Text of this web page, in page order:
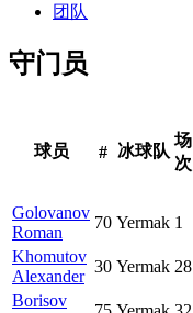
团队
守门员
球员 # 冰球队
场
次
Golovanov
Roman
70 Yermak 1
Khomutov
Alexander
30 Yermak 28
Borisov